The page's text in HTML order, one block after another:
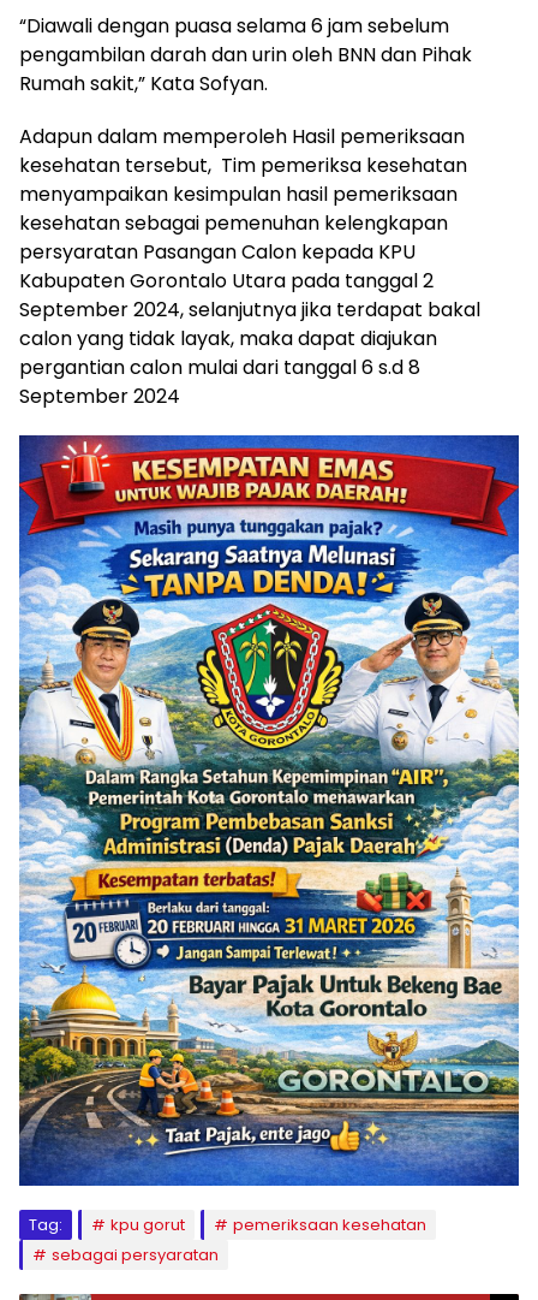
“Diawali dengan puasa selama 6 jam sebelum
pengambilan darah dan urin oleh BNN dan Pihak
Rumah sakit,” Kata Sofyan.
Adapun dalam memperoleh Hasil pemeriksaan
kesehatan tersebut, Tim pemeriksa kesehatan
menyampaikan kesimpulan hasil pemeriksaan
kesehatan sebagai pemenuhan kelengkapan
persyaratan Pasangan Calon kepada KPU
Kabupaten Gorontalo Utara pada tanggal 2
September 2024, selanjutnya jika terdapat bakal
calon yang tidak layak, maka dapat diajukan
pergantian calon mulai dari tanggal 6 s.d 8
September 2024
Tag: kpu gorut
pemeriksaan kesehatan
sebagai persyaratan